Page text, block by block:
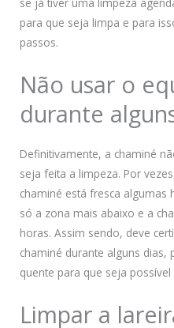
para que seja limpa e para
passos.
Não usar o
durante
Definitivamente, a chaminé
seja feita a limpeza. Por
chaminé está fresca
só a zona mais abaixo e a
horas. Assim sendo, deve
chaminé durante alguns
quente para que seja possível
Limpar a